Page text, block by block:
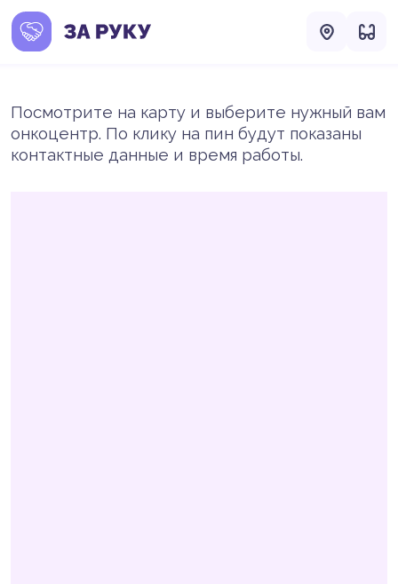
Посмотрите на карту и выберите нужный вам
онкоцентр. По клику на пин будут показаны
контактные данные и время работы.